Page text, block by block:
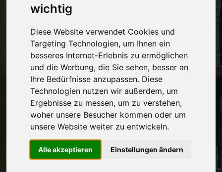
wichtig
Diese Website verwendet Cookies und
Targeting Technologien, um Ihnen ein
besseres Internet-Erlebnis zu ermöglichen
und die Werbung, die Sie sehen, besser an
Ihre Bedürfnisse anzupassen. Diese
Technologien nutzen wir außerdem, um
Ergebnisse zu messen, um zu verstehen,
woher unsere Besucher kommen oder um
unsere Website weiter zu entwickeln.
Alle akzeptieren Einstellungen ändern
Retouren-
Management?
Vereinbaren Sie einenRückruf
Hinterlassen Sie uns gern eine persönliche Nachricht.